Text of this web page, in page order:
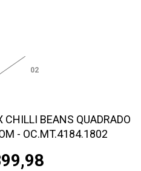
02
CHILLI BEANS QUADRADO
- OC.MT.4184.1802